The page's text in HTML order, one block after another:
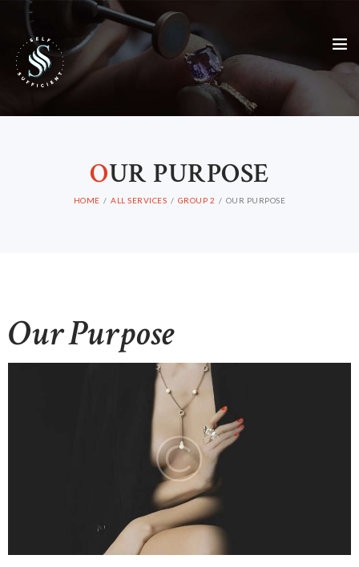
OUR PURPOSE
HOME ALL SERVICES GROUP 2 OUR PURPOSE
ABOUT US
SHOP
Our Purpose